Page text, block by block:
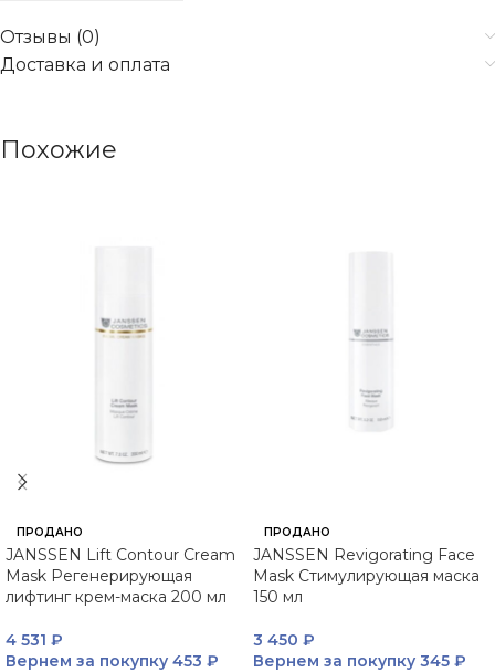
Отзывы (0)
Доставка и оплата
Похожие
ПРОДАНО
JANSSEN Lift Contour Cream
Mask Регенерирующая
лифтинг крем-маска 200 мл
4 531 ₽
Вернем за покупку 453 ₽
ПРОДАНО
JANSSEN Revigorating Face
Mask Стимулирующая маска
150 мл
3 450 ₽
Вернем за покупку 345 ₽